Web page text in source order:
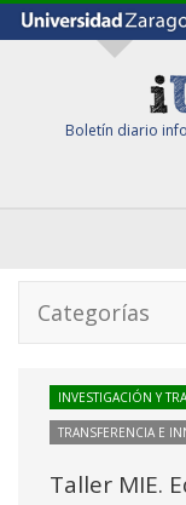
Boletín diario
Categorías
INVESTIGACIÓN Y
TRANSFERENCIA E
Taller MIE.